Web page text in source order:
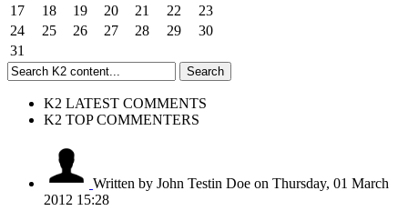
17
18 19 20 21 22
23
24
25 26 27 28 29
30
31
K2 LATEST COMMENTS
K2 TOP COMMENTERS
Written by John Testin Doe on Thursday, 01 March
2012 15:28